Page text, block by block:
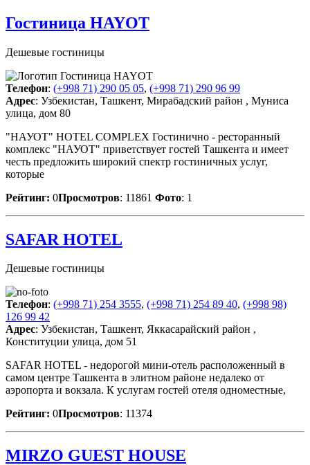
Гостиница HAYOT
Дешевые гостиницы
Телефон: (+998 71) 290 05 05, (+998 71) 290 96 99
Адрес: Узбекистан, Ташкент, Мирабадский район , Муниса
улица, дом 80
"НАУОТ" HOTEL COMPLEX Гостинично - ресторанный
комплекс "НАУОТ" приветствует гостей Ташкента и имеет
честь предложить широкий спектр гостиничных услуг,
которые
Рейтинг: 0Просмотров: 11861 Фото: 1
SAFAR HOTEL
Дешевые гостиницы
Телефон: (+998 71) 254 3555, (+998 71) 254 89 40, (+998 98)
126 99 42
Адрес: Узбекистан, Ташкент, Яккасарайский район ,
Конституции улица, дом 51
SAFAR HOTEL - недорогой мини-отель расположенный в
самом центре Ташкента в элитном районе недалеко от
аэропорта и вокзала. К услугам гостей отеля одноместные,
Рейтинг: 0Просмотров: 11374
MIRZO GUEST HOUSE